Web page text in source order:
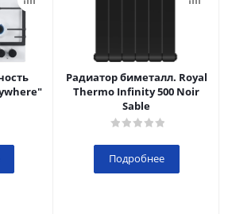
Радиатор биметалл. Royal
Thermo Infinity 500 Noir
Sable
Подробнее